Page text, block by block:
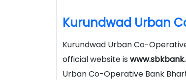
Kurundwad Urban
Kurundwad Urban Co-
official website is
Urban Co-Operative Bank